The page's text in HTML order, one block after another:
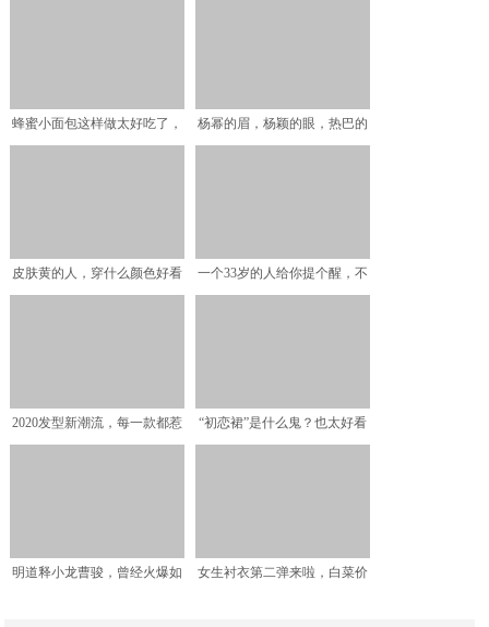
蜂蜜小面包这样做太好吃了，
杨幂的眉，杨颖的眼，热巴的
皮肤黄的人，穿什么颜色好看
一个33岁的人给你提个醒，不
2020发型新潮流，每一款都惹
“初恋裙”是什么鬼？也太好看
明道释小龙曹骏，曾经火爆如
女生衬衣第二弹来啦，白菜价